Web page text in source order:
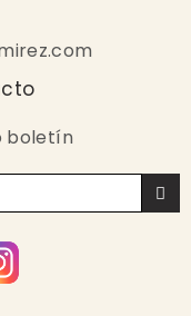
boletín